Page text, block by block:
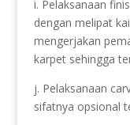
i. Pelaksanaan
dengan melipat
mengerjakan
karpet sehingga
j. Pelaksanaan
sifatnya opsional